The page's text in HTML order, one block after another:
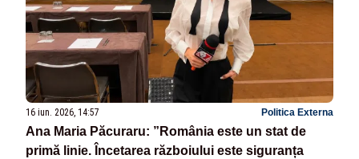
16 iun. 2026, 14:57 Politica Externa
Ana Maria Păcuraru: ”România este un stat de
primă linie. Încetarea războiului este siguranța